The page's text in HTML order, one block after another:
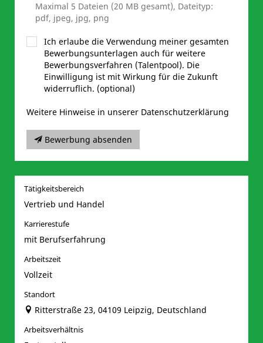
Maximal 5 Dateien (20 MB gesamt), Dateityp:
pdf, jpeg, jpg, png
Ich erlaube die Verwendung meiner gesamten
Bewerbungsunterlagen auch für weitere
Bewerbungsverfahren (Talentpool). Die
Einwilligung ist mit Wirkung für die Zukunft
widerruflich. (optional)
Weitere Hinweise in unserer Datenschutzerklärung
Bewerbung absenden
Tätigkeitsbereich
Vertrieb und Handel
Karrierestufe
mit Berufserfahrung
Arbeitszeit
Vollzeit
Standort
Ritterstraße 23, 04109 Leipzig, Deutschland
Arbeitsverhältnis